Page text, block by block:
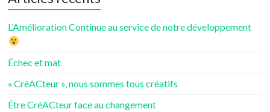
L’Amélioration Continue au service de notre développement
Échec et mat
« CréACteur », nous sommes tous créatifs
Être CréACteur face au changement